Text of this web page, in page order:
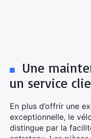
Une
un service
En plus d’offrir une
exceptionnelle, le
distingue par la